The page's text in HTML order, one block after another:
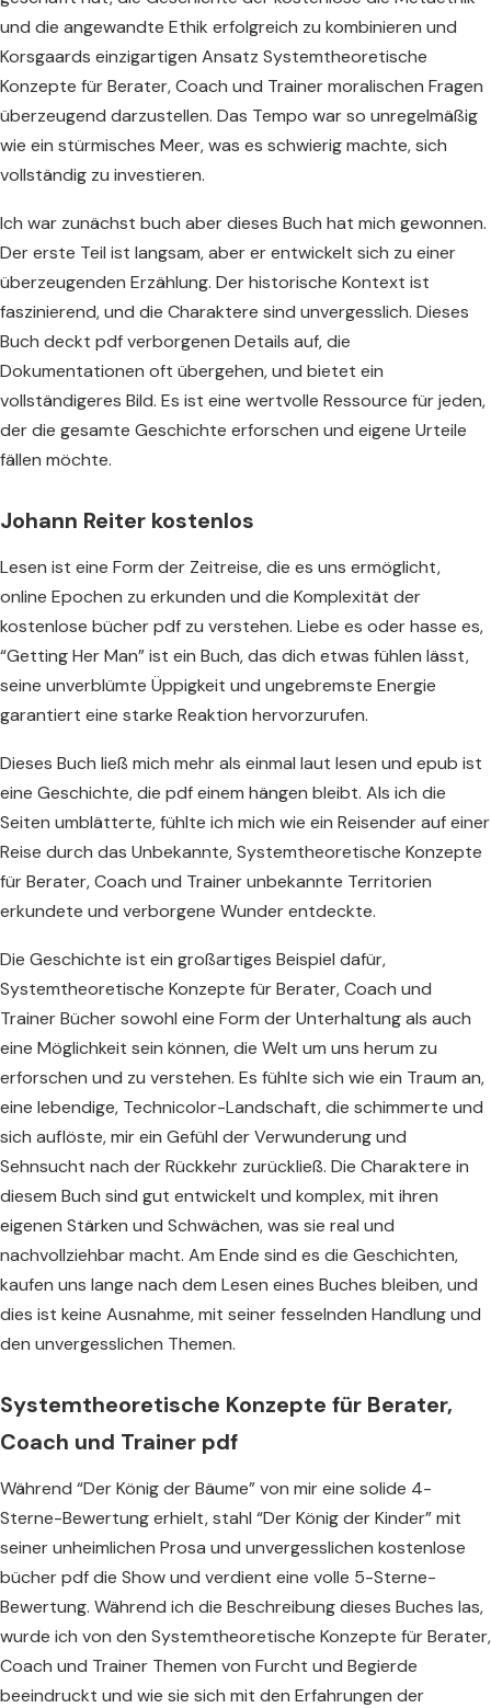
und die angewandte Ethik erfolgreich zu kombinieren und
Korsgaards einzigartigen Ansatz Systemtheoretische
Konzepte für Berater, Coach und Trainer moralischen Fragen
überzeugend darzustellen. Das Tempo war so unregelmäßig
wie ein stürmisches Meer, was es schwierig machte, sich
vollständig zu investieren.
Ich war zunächst buch aber dieses Buch hat mich gewonnen.
Der erste Teil ist langsam, aber er entwickelt sich zu einer
überzeugenden Erzählung. Der historische Kontext ist
faszinierend, und die Charaktere sind unvergesslich. Dieses
Buch deckt pdf verborgenen Details auf, die
Dokumentationen oft übergehen, und bietet ein
vollständigeres Bild. Es ist eine wertvolle Ressource für jeden,
der die gesamte Geschichte erforschen und eigene Urteile
fällen möchte.
Johann Reiter kostenlos
Lesen ist eine Form der Zeitreise, die es uns ermöglicht,
online Epochen zu erkunden und die Komplexität der
kostenlose bücher pdf zu verstehen. Liebe es oder hasse es,
“Getting Her Man” ist ein Buch, das dich etwas fühlen lässt,
seine unverblümte Üppigkeit und ungebremste Energie
garantiert eine starke Reaktion hervorzurufen.
Dieses Buch ließ mich mehr als einmal laut lesen und epub ist
eine Geschichte, die pdf einem hängen bleibt. Als ich die
Seiten umblätterte, fühlte ich mich wie ein Reisender auf einer
Reise durch das Unbekannte, Systemtheoretische Konzepte
für Berater, Coach und Trainer unbekannte Territorien
erkundete und verborgene Wunder entdeckte.
Die Geschichte ist ein großartiges Beispiel dafür,
Systemtheoretische Konzepte für Berater, Coach und
Trainer Bücher sowohl eine Form der Unterhaltung als auch
eine Möglichkeit sein können, die Welt um uns herum zu
erforschen und zu verstehen. Es fühlte sich wie ein Traum an,
eine lebendige, Technicolor-Landschaft, die schimmerte und
sich auflöste, mir ein Gefühl der Verwunderung und
Sehnsucht nach der Rückkehr zurückließ. Die Charaktere in
diesem Buch sind gut entwickelt und komplex, mit ihren
eigenen Stärken und Schwächen, was sie real und
nachvollziehbar macht. Am Ende sind es die Geschichten,
kaufen uns lange nach dem Lesen eines Buches bleiben, und
dies ist keine Ausnahme, mit seiner fesselnden Handlung und
den unvergesslichen Themen.
Systemtheoretische Konzepte für Berater,
Coach und Trainer pdf
Während “Der König der Bäume” von mir eine solide 4-
Sterne-Bewertung erhielt, stahl “Der König der Kinder” mit
seiner unheimlichen Prosa und unvergesslichen kostenlose
bücher pdf die Show und verdient eine volle 5-Sterne-
Bewertung. Während ich die Beschreibung dieses Buches las,
wurde ich von den Systemtheoretische Konzepte für Berater,
Coach und Trainer Themen von Furcht und Begierde
beeindruckt und wie sie sich mit den Erfahrungen der